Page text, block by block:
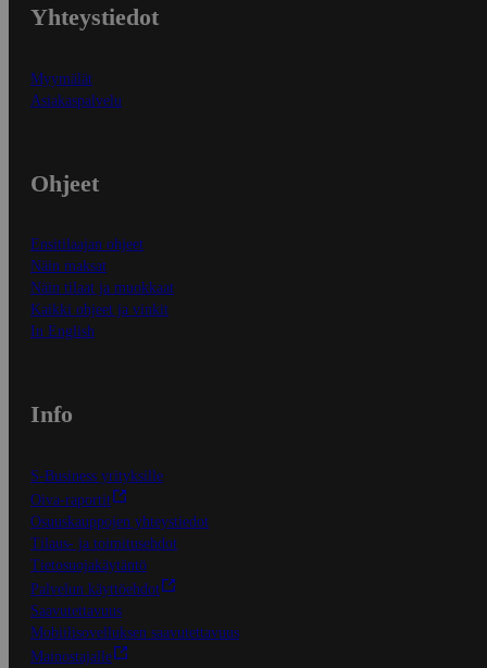
Yhteystiedot
Myymälät
Asiakaspalvelu
Ohjeet
Ensitilaajan ohjeet
Näin maksat
Näin tilaat ja muokkaat
Kaikki ohjeet ja vinkit
In English
Info
S-Business yrityksille
Oiva-raportit
Osuuskauppojen yhteystiedot
Tilaus- ja toimitusehdot
Tietosuojakäytäntö
Palvelun käyttöehdot
Saavutettavuus
Mobiilisovelluksen saavutettavuus
Mainostajalle